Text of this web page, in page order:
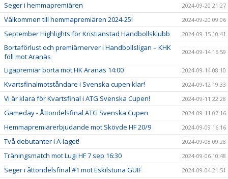
Seger i hemmapremiären 2024-09-20 21:27
Välkommen till hemmapremiären 2024-25! 2024-09-20 09:06
September Highlights för Kristianstad Handbollsklubb 2024-09-15 10:41
Bortaförlust och premiärnerver i Handbollsligan – KHK
föll mot Aranäs
2024-09-14 15:59
Ligapremiär borta mot HK Aranäs 14:00 2024-09-14 08:10
Kvartsfinalmotståndare i Svenska cupen klar! 2024-09-12 19:33
Vi är klara för Kvartsfinal i ATG Svenska Cupen! 2024-09-11 22:28
Gameday - Åttondelsfinal ATG Svenska Cupen 2024-09-11 07:16
Hemmapremiärerbjudande mot Skövde HF 20/9 2024-09-09 16:16
Två debutanter i A-laget! 2024-09-08 09:28
Träningsmatch mot Lugi HF 7 sep 16:30 2024-09-06 10:48
Seger i åttondelsfinal #1 mot Eskilstuna GUIF 2024-09-04 21:51